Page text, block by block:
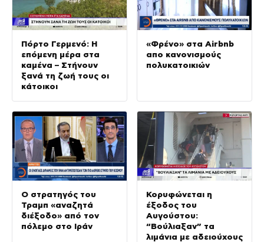
Πόρτο Γερμενό: Η
επόμενη μέρα στα
καμένα – Στήνουν
ξανά τη ζωή τους οι
κάτοικοι
«Φρένο» στα Airbnb
απο κανονισμούς
πολυκατοικιών
Ο στρατηγός του
Τραμπ «αναζητά
διέξοδο» από τον
πόλεμο στο Ιράν
Κορυφώνεται η
έξοδος του
Αυγούστου:
“Βούλιαξαν” τα
λιμάνια με αδειούχους